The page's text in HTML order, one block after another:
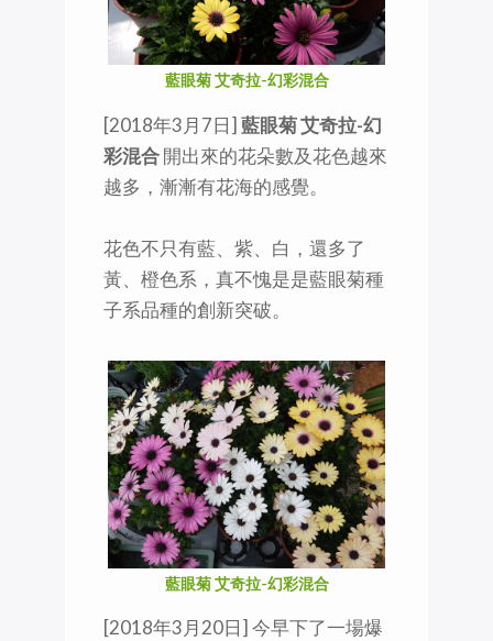
藍眼菊 艾奇拉-幻彩混合
[2018年3月7日]藍眼菊 艾奇拉-幻
彩混合開出來的花朵數及花色越來
越多，漸漸有花海的感覺。
花色不只有藍、紫、白，還多了
黃、橙色系，真不愧是是藍眼菊種
子系品種的創新突破。
藍眼菊 艾奇拉-幻彩混合
[2018年3月20日] 今早下了一場爆